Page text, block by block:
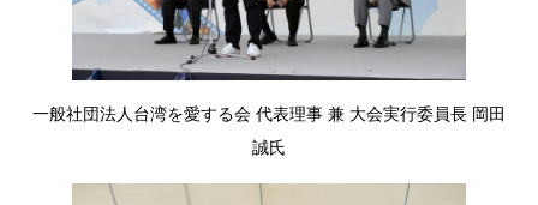
一般社団法人台湾を愛する会 代表理事 兼 大会実行委員長 岡田
誠氏